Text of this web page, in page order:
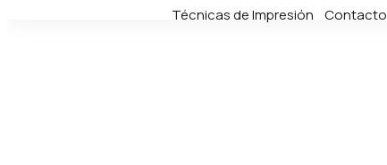
Técnicas de Impresión
Contacto